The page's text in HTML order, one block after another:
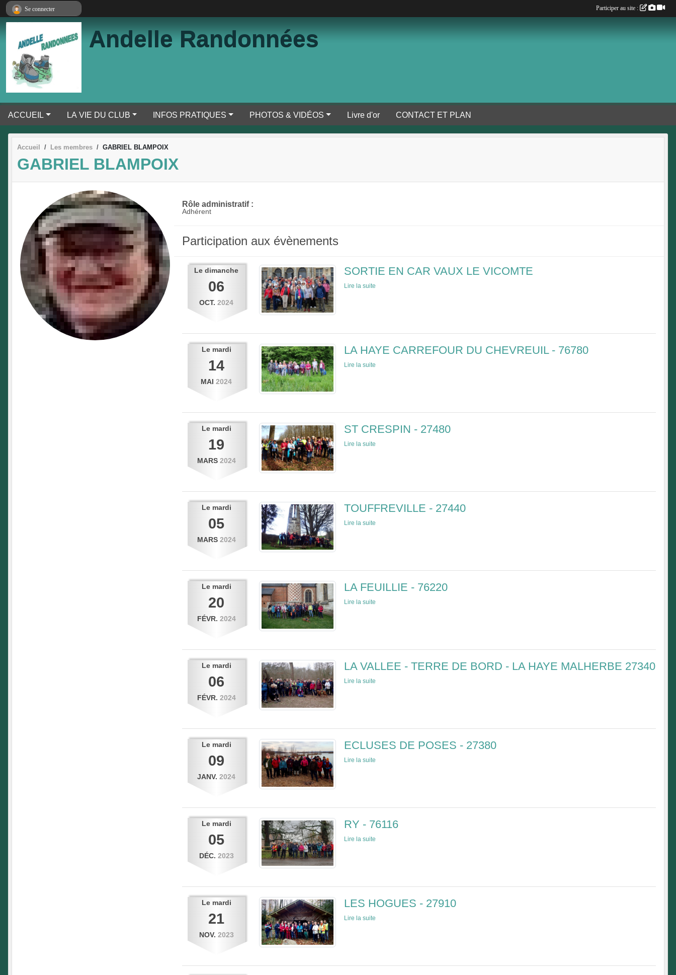
Andelle Randonnées
ACCUEIL LA VIE DU CLUB INFOS PRATIQUES PHOTOS & VIDÉOS Livre d'or CONTACT ET PLAN
Accueil Les membres GABRIEL BLAMPOIX
GABRIEL BLAMPOIX
Rôle administratif :
Adhérent
Participation aux évènements
Ledimanche
06
OCT. 2024
SORTIE EN CAR VAUX LE VICOMTE
Lire la suite
Le mardi
14
MAI 2024
LA HAYE CARREFOUR DU CHEVREUIL - 76780
Lire la suite
Le mardi
19
MARS 2024
ST CRESPIN - 27480
Lire la suite
Le mardi
05
MARS 2024
TOUFFREVILLE - 27440
Lire la suite
Le mardi
20
FÉVR. 2024
LA FEUILLIE - 76220
Lire la suite
Le mardi
06
FÉVR. 2024
LA VALLEE - TERRE DE BORD - LA HAYE MALHERBE 27340
Lire la suite
Le mardi
09
JANV. 2024
ECLUSES DE POSES - 27380
Lire la suite
Le mardi
05
DÉC. 2023
RY - 76116
Lire la suite
Le mardi
21
NOV. 2023
LES HOGUES - 27910
Lire la suite
Se connecter Participer au site :
Panneau de gestion des cookies